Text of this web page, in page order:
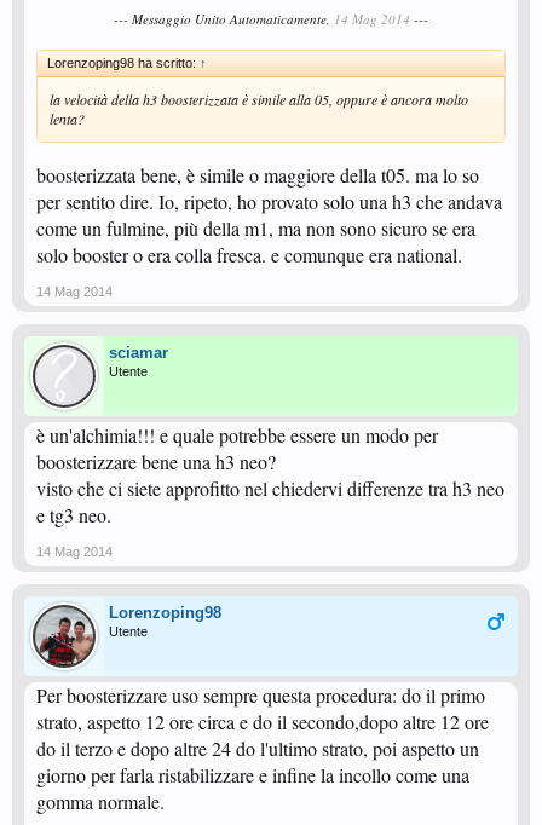
--- Messaggio Unito Automaticamente, 14 Mag 2014 ---
Lorenzoping98 ha scritto: ↑
la velocità della h3 boosterizzata è simile alla 05, oppure è ancora molto
lenta?
boosterizzata bene, è simile o maggiore della t05. ma lo so
per sentito dire. Io, ripeto, ho provato solo una h3 che andava
come un fulmine, più della m1, ma non sono sicuro se era
solo booster o era colla fresca. e comunque era national.
14 Mag 2014
sciamar
Utente
è un'alchimia!!! e quale potrebbe essere un modo per
boosterizzare bene una h3 neo?
visto che ci siete approfitto nel chiedervi differenze tra h3 neo
e tg3 neo.
14 Mag 2014
Lorenzoping98
Utente
Per boosterizzare uso sempre questa procedura: do il primo
strato, aspetto 12 ore circa e do il secondo,dopo altre 12 ore
do il terzo e dopo altre 24 do l'ultimo strato, poi aspetto un
giorno per farla ristabilizzare e infine la incollo come una
gomma normale.